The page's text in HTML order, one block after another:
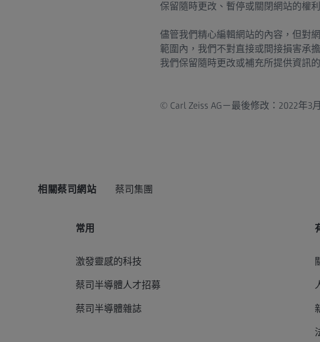
保留隨時更改、暫停或關閉網站的權
儘管我們精心編輯網站的內容，但對
範圍內，我們不對直接或間接損害承
我們保留隨時更改或補充所提供資訊
© Carl Zeiss AG－最後修改：2022年3月
相關蔡司網站 蔡司集團
常用
激發靈感的科技
蔡司半導體人才招募
蔡司半導體雜誌